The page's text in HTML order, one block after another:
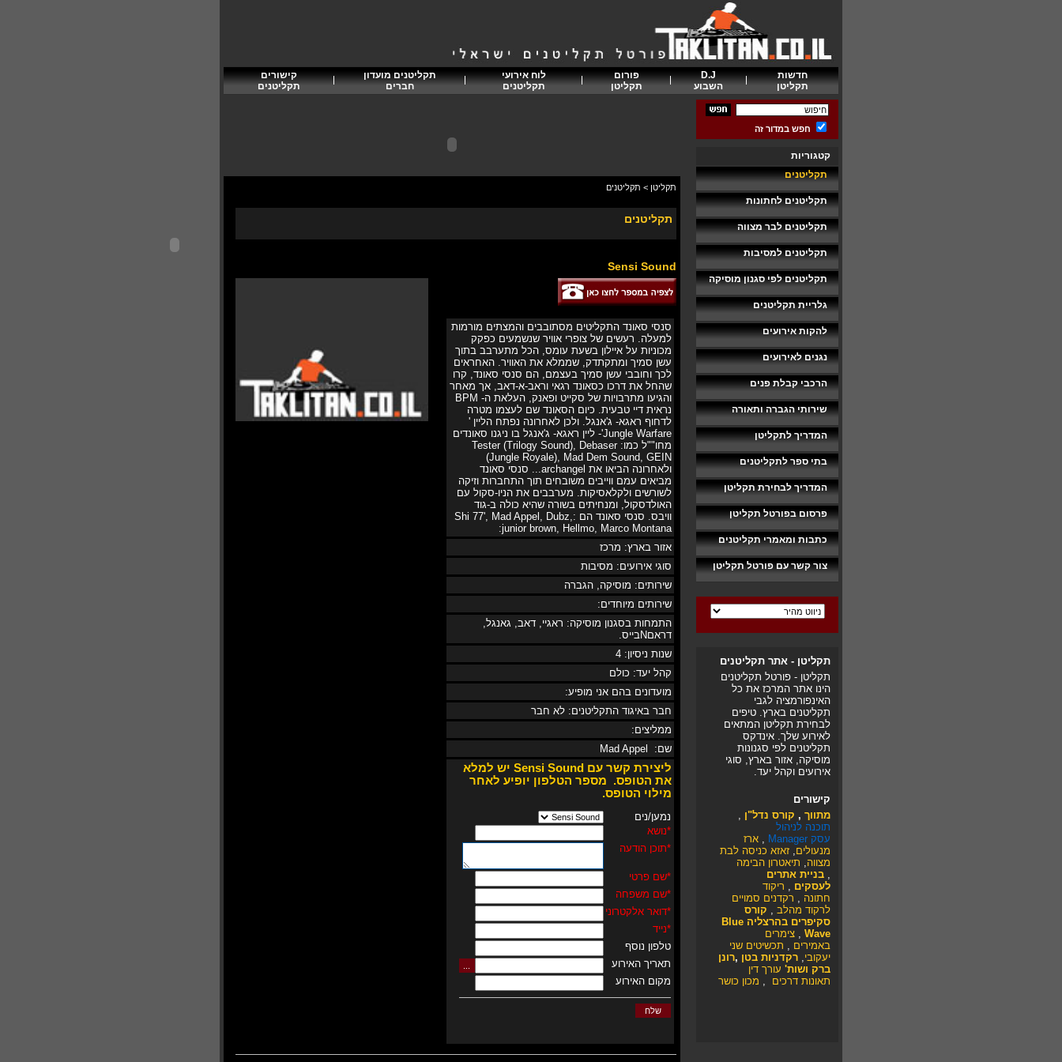
חדשות
תקליטן
D.J
השבוע
פורום
תקליטן
לוח אירועי
תקליטנים
תקליטנים מועדון
חברים
קישורים
תקליטנים
חפש במדור זה
קטגוריות
תקליטנים
תקליטנים לחתונות
תקליטנים לבר מצווה
תקליטנים למסיבות
תקליטנים לפי סגנון מוסיקה
גלריית תקליטנים
להקות אירועים
נגנים לאירועים
הרכבי קבלת פנים
שירותי הגברה ותאורה
המדריך לתקליטן
בתי ספר לתקליטנים
המדריך לבחירת תקליטן
פרסום בפורטל תקליטן
כתבות ומאמרי תקליטנים
צור קשר עם פורטל תקליטן
תקליטן - אתר תקליטנים
תקליטן - פורטל תקליטנים
הינו אתר המרכז את כל
האינפורמציה לגבי
תקליטנים בארץ. טיפים
לבחירת תקליטן המתאים
לאירוע שלך. אינדקס
תקליטנים לפי סגנונות
מוסיקה, אזור בארץ, סוגי
אירועים וקהל יעד.
קישורים
מתווך , קורס נדל"ן ,
תוכנה לניהול
עסק Manager
, ארז
מנעולים, זאזא כניסה לבת
מצווה, תיאטרון הבימה
, בניית אתרים
לעסקים , ריקוד
חתונה , רקדנים סמויים
לרקוד מהלב , קורס
סקיפרים בהרצליה Blue
Wave
, צימרים
באמירים , תכשיטים שני
יעקובי, רקדניות בטן ,רונן
ברק ושות' עורך דין
תאונות דרכים , מכון כושר
תקליטן > תקליטנים
תקליטנים
Sensi Sound
סנסי סאונד התקליטים מסתובבים והמצתים מורמות
למעלה. רעשים של צופרי אוויר שנשמעים כפקק
מכוניות על איילון בשעת עומס, הכל מתערבב בתוך
עשן סמיך ומתקתדק, שממלא את האוויר. האחראים
לכך וחובבי עשן סמיך בעצמם, הם סנסי סאונד, קרו
שהחל את דרכו כסאונד רגאי וראב-א-דאב, אך מאחר
והגיעו מתרבויות של סקייט ופאנק, העלאת ה- BPM
נראית דיי טבעית. כיום הסאונד שם לעצמו מטרה
לדחוף ראגא- ג'אנגל. ולכן לאחרונה נפתח הליין '
Jungle Warfare'- ליין ראגא- ג'אנגל בו ניגנו סאונדים
מחו""ל כמו: Tester (Trilogy Sound), Debaser
(Jungle Royale), Mad Dem Sound, GEIN
ולאחרונה הביאו את archangel... סנסי סאונד
מביאים עמם ווייבים משובחים תוך התחברות וזיקה
לשורשים ולקלאסיקות. מערבבים את הניו-סקול עם
האולדסקול, ומנחיתים בשורה שהיא כולה ב-גוד
וויבס. סנסי סאונד הם :Shi 77', Mad Appel, Dubz,
junior brown, Hellmo, Marco Montana:
אזור בארץ: מרכז
סוגי אירועים: מסיבות
שירותים: מוסיקה, הגברה
שירותים מיוחדים:
התמחות בסגנון מוסיקה: ראגיי, דאב, גאנגל,
דראםNבייס.
שנות ניסיון: 4
קהל יעד: כולם
מועדונים בהם אני מופיע:
חבר באיגוד התקליטנים: לא חבר
ממליצים:
שם: Mad Appel
ליצירת קשר עם Sensi Sound יש למלא
את הטופס. מספר הטלפון יופיע לאחר
מילוי הטופס.
נמען/נים
*נושא
*תוכן הודעה
*שם פרטי
*שם משפחה
*דואר אלקטרוני
*נייד
טלפון נוסף
תאריך האירוע
מקום האירוע